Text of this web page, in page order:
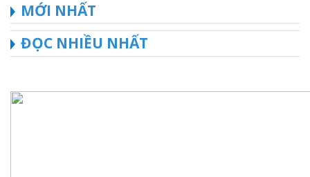
MỚI NHẤT
ĐỌC NHIỀU NHẤT